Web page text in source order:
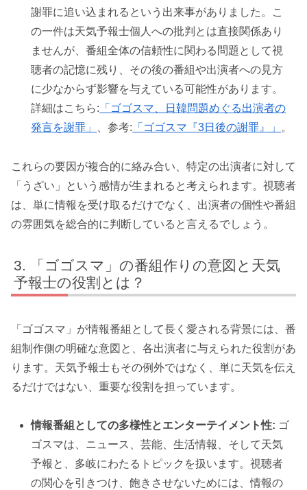
謝罪に追い込まれるという出来事がありました。こ
の一件は天気予報士個人への批判とは直接関係あり
ませんが、番組全体の信頼性に関わる問題として視
聴者の記憶に残り、その後の番組や出演者への見方
に少なからず影響を与えている可能性があります。
詳細はこちら: 「ゴゴスマ、日韓問題めぐる出演者の
発言を謝罪」
、参考: 「ゴゴスマ『3日後の謝罪』」 。
これらの要因が複合的に絡み合い、特定の出演者に対して
「うざい」という感情が生まれると考えられます。視聴者
は、単に情報を受け取るだけでなく、出演者の個性や番組
の雰囲気を総合的に判断していると言えるでしょう。
「ゴゴスマ」の番組作りの意図と天気
予報士の役割とは？
「ゴゴスマ」が情報番組として長く愛される背景には、番
組制作側の明確な意図と、各出演者に与えられた役割があ
ります。天気予報士もその例外ではなく、単に天気を伝え
るだけではない、重要な役割を担っています。
情報番組としての多様性とエンターテイメント性: ゴ
ゴスマは、ニュース、芸能、生活情報、そして天気
予報と、多岐にわたるトピックを扱います。視聴者
の関心を引きつけ、飽きさせないためには、情報の